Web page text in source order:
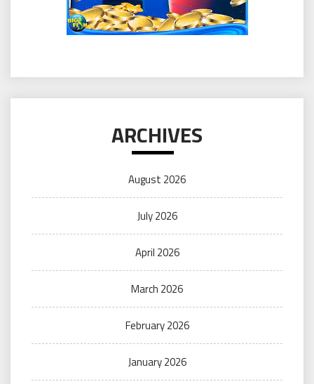
ARCHIVES
August 2026
July 2026
April 2026
March 2026
February 2026
January 2026